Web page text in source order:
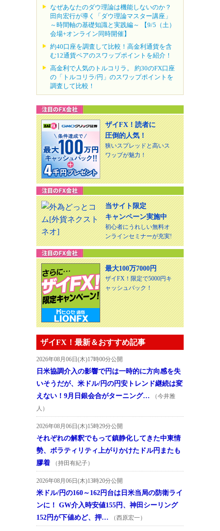
なぜあなたのダウ理論は機能しないのか？
田向宏行が導く「ダウ理論マスター講座」
～時間軸の基礎知識と実践編～ 【9/5（土）
会場+オンライン同時開催】
約40口座を調査して比較！高金利通貨を含
む12通貨ペアのスワップポイントを紹介！
高金利で人気のトルコリラ。 約30のFX口座
の「トルコリラ/円」のスワップポイントを
調査して比較！
ザイFX！読者に
圧倒的人気！
狭いスプレッドと高いス
ワップが魅力！
当サイト限定
キャンペーン実施中
初心者にうれしい無料オ
ンラインセミナーが充実!
最大100万7000円
ザイFX！限定で5000円キ
ャッシュバック！
ザイFX！最新＆おすすめ記事
2026年08月06日(木)17時00分公開
日米協調介入の影響で円は一時的に方向感を失
いそうだが、米ドル/円の円安トレンド継続は変
えない！9月日銀会合がターニング…
（今井雅
人）
2026年08月06日(木)15時29分公開
それぞれの解釈でもって鎮静化してきた中東情
勢、ボラティリティ上がりかけたドル円またも
膠着
（持田有紀子）
2026年08月06日(木)13時20分公開
米ドル/円の160～162円台は日米当局の防衛ライ
ンに！ GW介入時安値155円、神田シーリング
152円が下値めど、押…
（西原宏一）